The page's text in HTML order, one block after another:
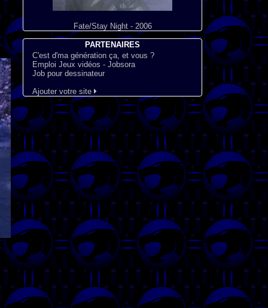
Fate/Stay Night - 2006
PARTENAIRES
C'est d'ma génération ça, et vous ?
Emploi Jeux vidéos - Jobsora
Job pour dessinateur
Ajouter votre site